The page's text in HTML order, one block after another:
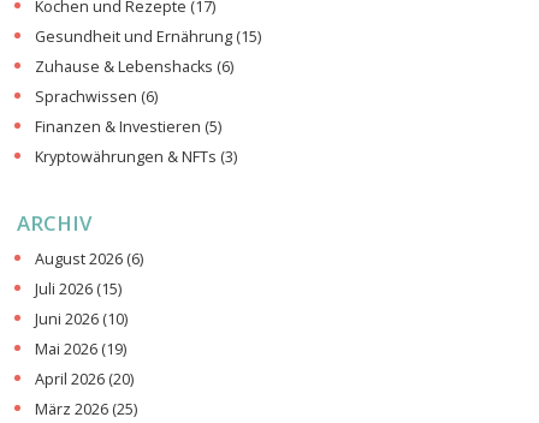
Kochen und Rezepte (17)
Gesundheit und Ernährung (15)
Zuhause & Lebenshacks (6)
Sprachwissen (6)
Finanzen & Investieren (5)
Kryptowährungen & NFTs (3)
ARCHIV
August 2026 (6)
Juli 2026 (15)
Juni 2026 (10)
Mai 2026 (19)
April 2026 (20)
März 2026 (25)